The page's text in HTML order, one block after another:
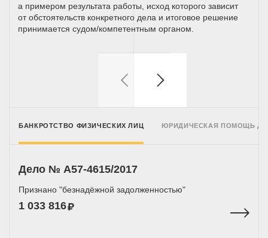
а примером результата работы, исход которого зависит
от обстоятельств конкретного дела и итоговое решение
принимается судом/компетентным органом.
БАНКРОТСТВО ФИЗИЧЕСКИХ ЛИЦ ЮРИДИЧЕСКАЯ ПОМОЩЬ
Дело № A57-4615/2017
Признано "безнадёжной задолженностью"
1 033 816